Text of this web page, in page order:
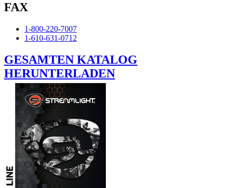
FAX
1-800-220-7007
1-610-631-0712
GESAMTEN KATALOG
HERUNTERLADEN